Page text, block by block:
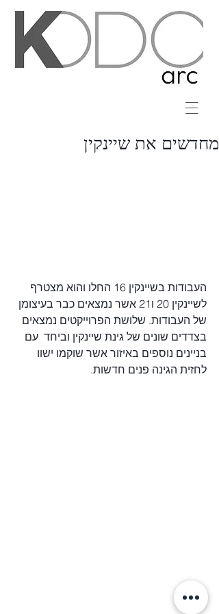
מחדשים את שיינקין
העבודות בשיינקין 16 החלו והוא מצטרף
לשיינקין 20 ו21 אשר נמצאים כבר בעיצומן
של העבודות. שלושת הפרוייקטים נמצאים
בצדדים שונים של גינת שיינקין וביחד  עם
בניינים נוספים באיזור אשר שוקמו ישוו
לחזית הגינה פנים חדשות.